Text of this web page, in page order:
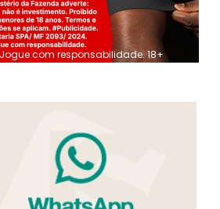
Jogue com responsabilidade. 18+